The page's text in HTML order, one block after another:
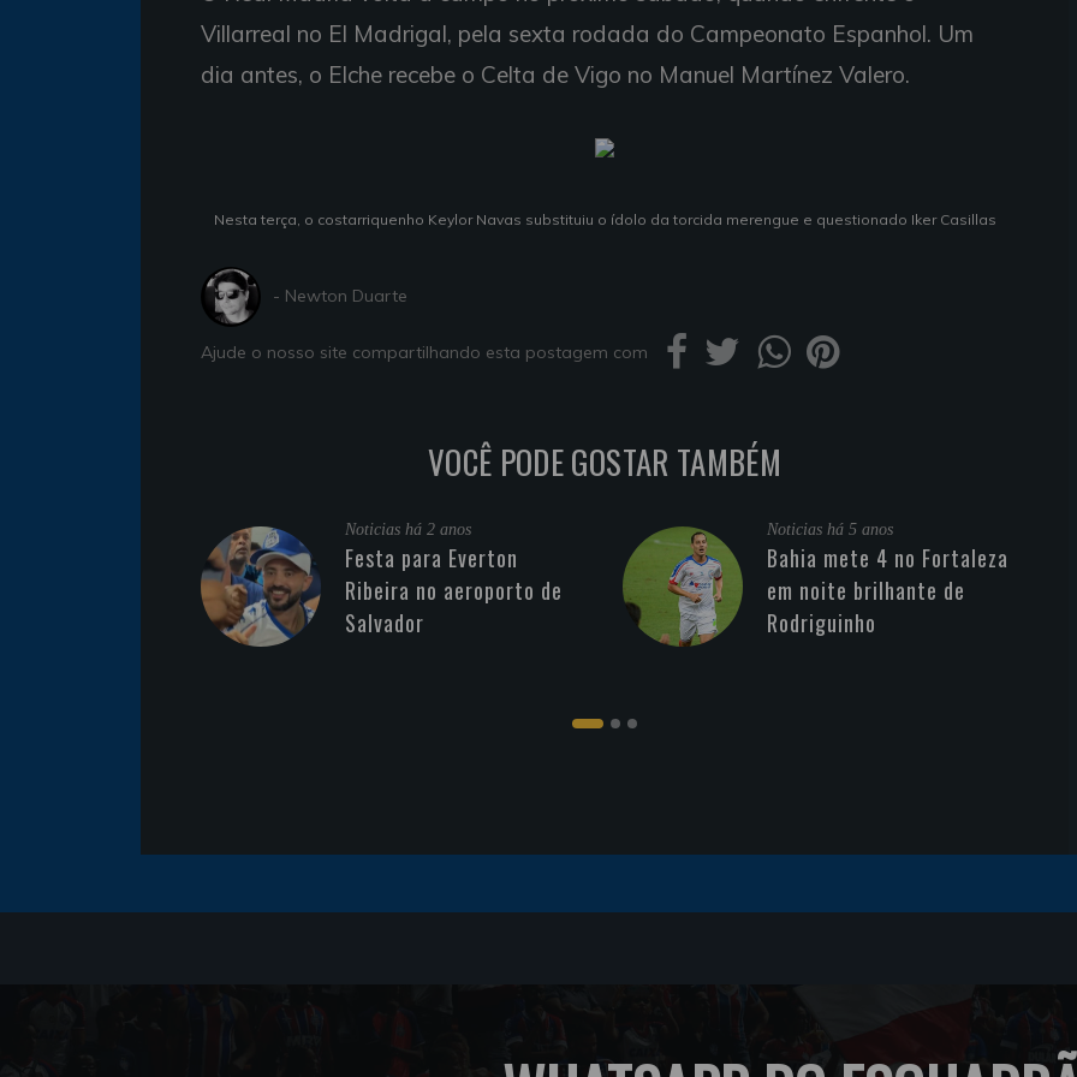
Villarreal no El Madrigal, pela sexta rodada do Campeonato Espanhol. Um
dia antes, o Elche recebe o Celta de Vigo no Manuel Martínez Valero.
Nesta terça, o costarriquenho Keylor Navas substituiu o ídolo da torcida merengue e questionado Iker Casillas
- Newton Duarte
Ajude o nosso site compartilhando esta postagem com
VOCÊ PODE GOSTAR TAMBÉM
Noticias há 2 anos
Festa para Everton
Ribeira no aeroporto de
Salvador
Noticias há 5 anos
Bahia mete 4 no Fortaleza
em noite brilhante de
Rodriguinho